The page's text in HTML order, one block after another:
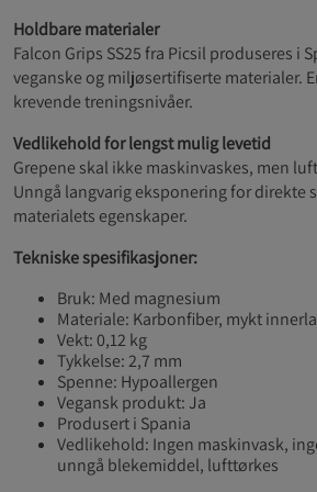
Holdbare materialer
Falcon Grips SS25 fra Picsil produseres i
veganske og miljøsertifiserte materialer.
krevende treningsnivåer.
Vedlikehold for lengst mulig levetid
Grepene skal ikke maskinvaskes, men
Unngå langvarig eksponering for direkte
materialets egenskaper.
Tekniske spesifikasjoner:
Bruk: Med magnesium
Materiale: Karbonfiber, mykt
Vekt: 0,12 kg
Tykkelse: 2,7 mm
Spenne: Hypoallergen
Vegansk produkt: Ja
Produsert i Spania
Vedlikehold: Ingen maskinvask,
unngå blekemiddel, lufttørkes